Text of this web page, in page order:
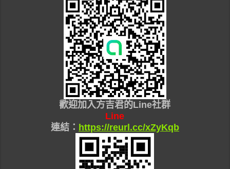
歡迎加入方吉君的Line社群
Line
連結： https://reurl.cc/xZyKqb